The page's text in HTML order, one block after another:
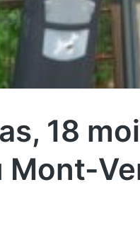
18
Mont-